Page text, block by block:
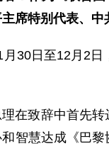
席特别代表、
月30日至12月2
在致辞中首先
智慧达成《巴